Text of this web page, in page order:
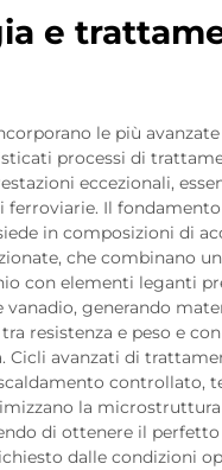
e
le più
processi di
eccezionali,
ferroviarie. Il
in composizioni di
che combinano
con elementi leganti
generando
resistenza e peso e
Cicli avanzati di
controllato,
la
di ottenere il
dalle condizioni